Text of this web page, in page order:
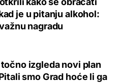
je u pitanju alkohol:
nagradu
izgleda novi plan
smo Grad hoće li ga